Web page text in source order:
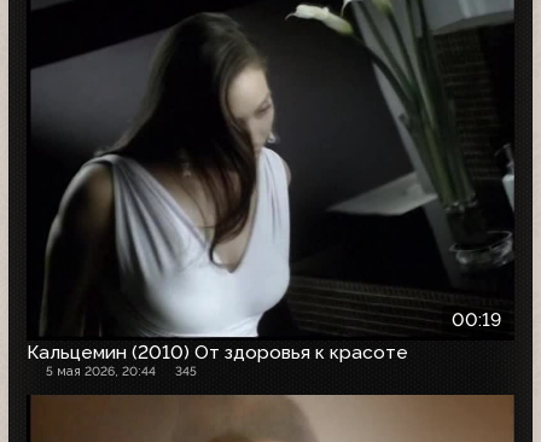
00:19
Кальцемин (2010) От здоровья к красоте
5 мая 2026, 20:44 345